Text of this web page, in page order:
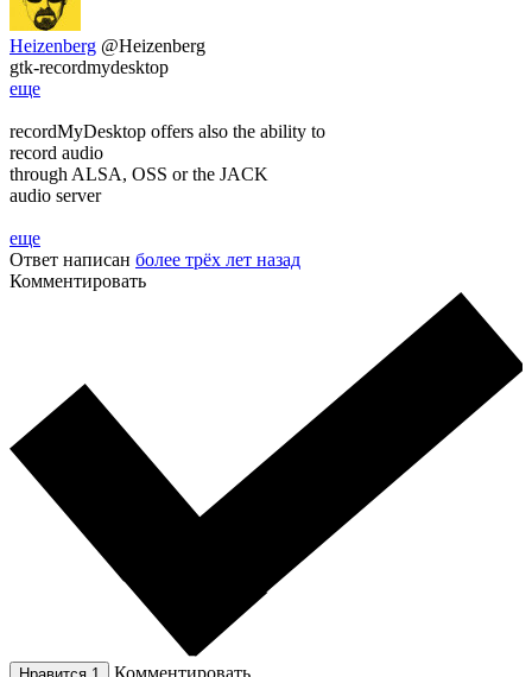
Heizenberg @Heizenberg
gtk-recordmydesktop
еще
recordMyDesktop offers also the ability to
record audio
through ALSA, OSS or the JACK
audio server
еще
Ответ написан более трёх лет назад
Комментировать